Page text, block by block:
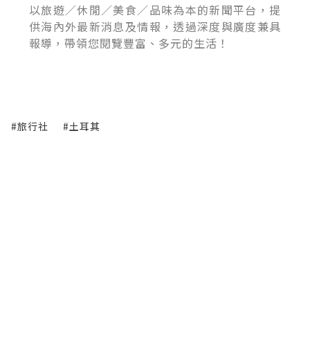
以旅遊／休閒／美食／品味為本的新聞平台，提
供海內外最新消息及情報，透過深度與廣度兼具
報導，帶領您閱覽豐富、多元的生活！
#旅行社 #土耳其